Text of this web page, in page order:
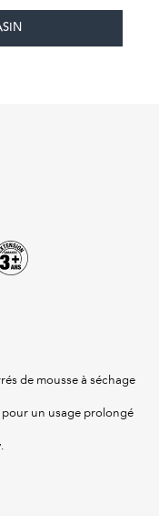
de mousse à séchage
pour un usage prolongé